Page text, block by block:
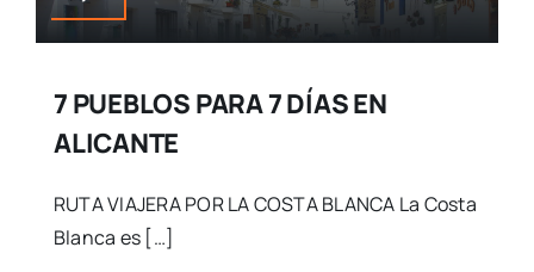
7 PUEBLOS PARA 7 DÍAS EN
ALICANTE
RUTA VIAJERA POR LA COSTA BLANCA La Costa
Blanca es […]